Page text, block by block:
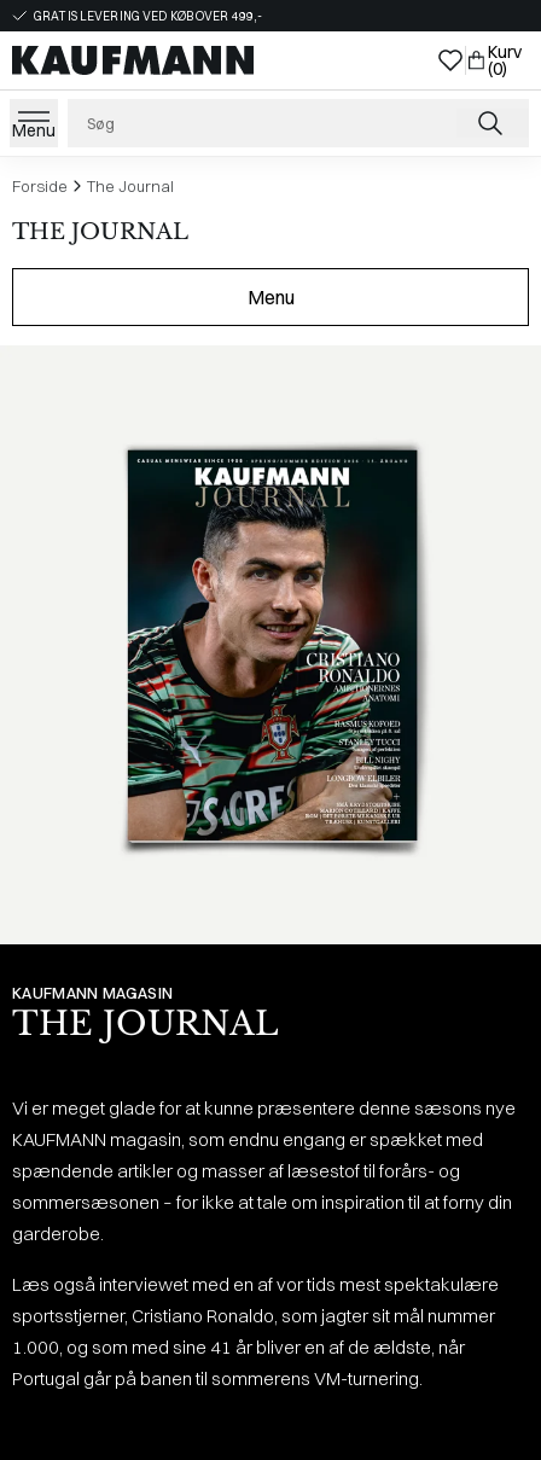
GRATIS LEVERING VED KØB OVER 499,-
Kurv
(0)
Menu
Forside The Journal
THE JOURNAL
Menu
KAUFMANN MAGASIN
THE JOURNAL
Vi er meget glade for at kunne præsentere denne sæsons nye
KAUFMANN magasin, som endnu engang er spækket med
spændende artikler og masser af læsestof til forårs- og
sommersæsonen – for ikke at tale om inspiration til at forny din
garderobe.
Læs også interviewet med en af vor tids mest spektakulære
sportsstjerner, Cristiano Ronaldo, som jagter sit mål nummer
1.000, og som med sine 41 år bliver en af de ældste, når
Portugal går på banen til sommerens VM-turnering.